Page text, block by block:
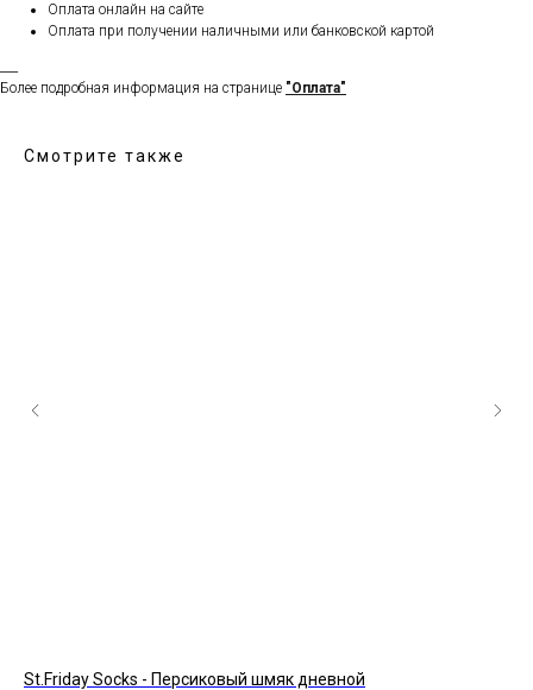
Оплата онлайн на сайте
Оплата при получении наличными или банковской картой
Более подробная информация на странице "Оплата"
Смотрите также
St.Friday Socks - Персиковый шмяк дневной